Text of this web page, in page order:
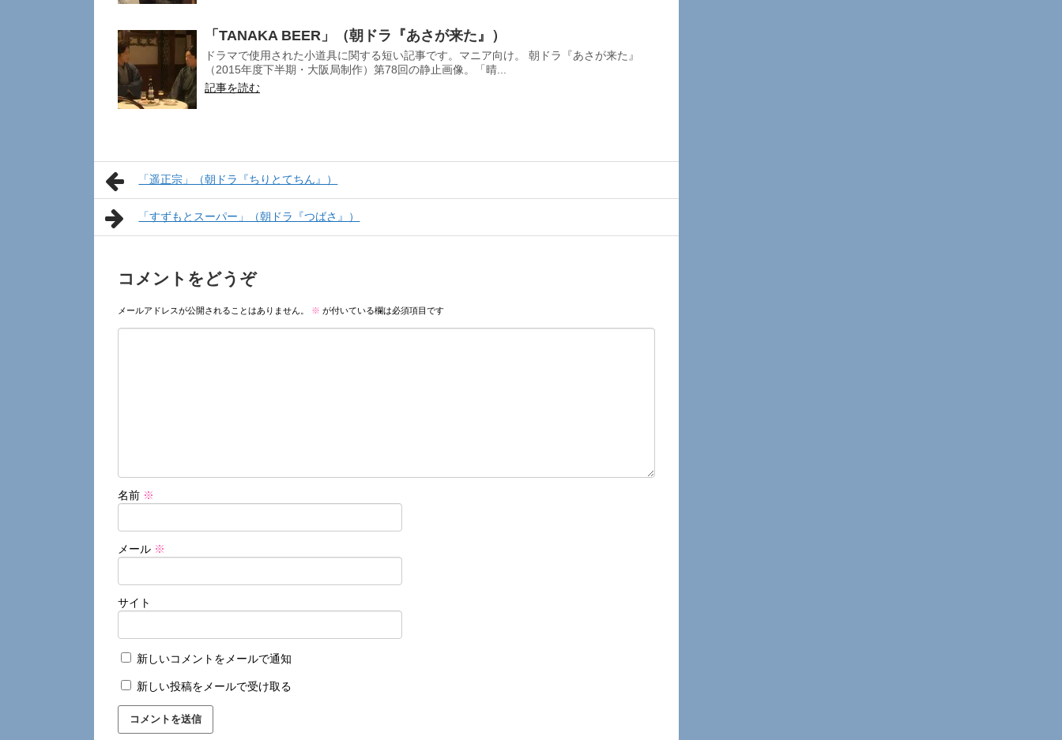
「TANAKA BEER」（朝ドラ『あさが来た』）
ドラマで使用された小道具に関する短い記事です。マニア向け。 朝ドラ『あさが来た』
（2015年度下半期・大阪局制作）第78回の静止画像。「晴...
記事を読む
「遥正宗」（朝ドラ『ちりとてちん』）
「すずもとスーパー」（朝ドラ『つばさ』）
コメントをどうぞ
メールアドレスが公開されることはありません。 ※ が付いている欄は必須項目です
名前 ※
メール ※
サイト
新しいコメントをメールで通知
新しい投稿をメールで受け取る